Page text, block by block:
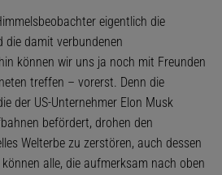
eigentlich die
die damit verbundenen
können wir uns ja noch mit Freunden
treffen – vorerst. Denn die
der US-Unternehmer Elon Musk
befördert, drohen den
Welterbe zu zerstören, auch dessen
alle, die aufmerksam nach oben